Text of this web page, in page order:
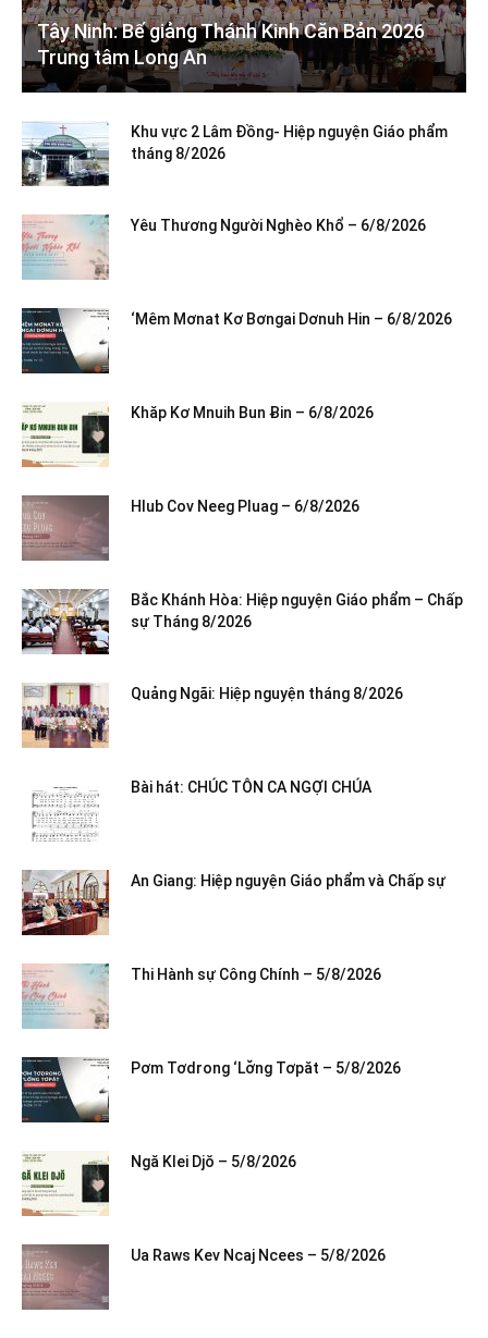
Tây Ninh: Bế giảng Thánh Kinh Căn Bản 2026
Trung tâm Long An
Khu vực 2 Lâm Đồng- Hiệp nguyện Giáo phẩm
tháng 8/2026
Yêu Thương Người Nghèo Khổ – 6/8/2026
‘Mêm Mơnat Kơ Bơngai Dơnuh Hin – 6/8/2026
Khăp Kơ Mnuih Bun Ƀin – 6/8/2026
Hlub Cov Neeg Pluag – 6/8/2026
Bắc Khánh Hòa: Hiệp nguyện Giáo phẩm – Chấp
sự Tháng 8/2026
Quảng Ngãi: Hiệp nguyện tháng 8/2026
Bài hát: CHÚC TÔN CA NGỢI CHÚA
An Giang: Hiệp nguyện Giáo phẩm và Chấp sự
Thi Hành sự Công Chính – 5/8/2026
Pơm Tơdrong ‘Lơ̆ng Tơpăt – 5/8/2026
Ngă Klei Djŏ – 5/8/2026
Ua Raws Kev Ncaj Ncees – 5/8/2026